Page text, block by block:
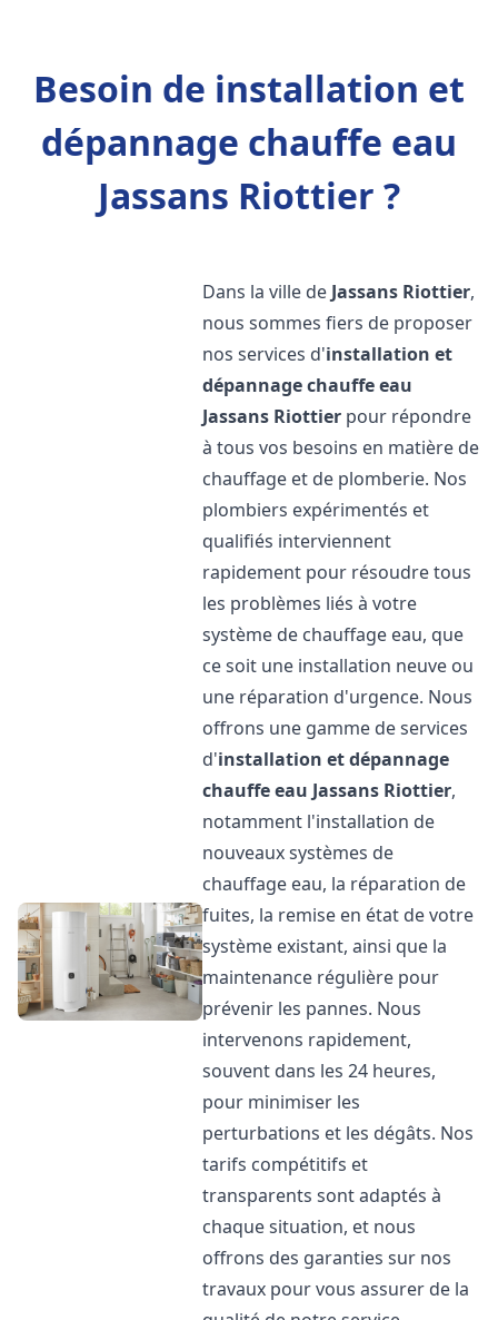
Besoin de installation et
dépannage chauffe eau
Jassans Riottier ?
Dans la ville de Jassans Riottier,
nous sommes fiers de proposer
nos services d'installation et
dépannage chauffe eau
Jassans Riottier pour répondre
à tous vos besoins en matière de
chauffage et de plomberie. Nos
plombiers expérimentés et
qualifiés interviennent
rapidement pour résoudre tous
les problèmes liés à votre
système de chauffage eau, que
ce soit une installation neuve ou
une réparation d'urgence. Nous
offrons une gamme de services
d'installation et dépannage
chauffe eau Jassans Riottier,
notamment l'installation de
nouveaux systèmes de
chauffage eau, la réparation de
fuites, la remise en état de votre
système existant, ainsi que la
maintenance régulière pour
prévenir les pannes. Nous
intervenons rapidement,
souvent dans les 24 heures,
pour minimiser les
perturbations et les dégâts. Nos
tarifs compétitifs et
transparents sont adaptés à
chaque situation, et nous
offrons des garanties sur nos
travaux pour vous assurer de la